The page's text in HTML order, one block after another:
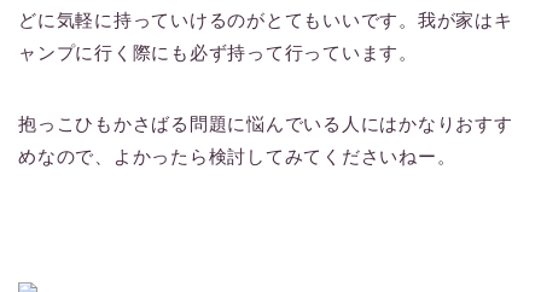
どに気軽に持っていけるのがとてもいいです。我が家はキ
ャンプに行く際にも必ず持って行っています。
抱っこひもかさばる問題に悩んでいる人にはかなりおすす
めなので、よかったら検討してみてくださいねー。